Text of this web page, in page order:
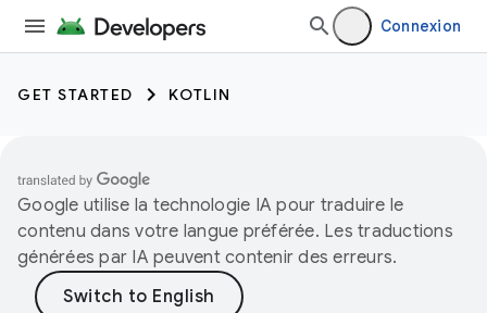
Connexion
GET STARTED KOTLIN
Google utilise la technologie IA pour traduire le
contenu dans votre langue préférée. Les traductions
générées par IA peuvent contenir des erreurs.